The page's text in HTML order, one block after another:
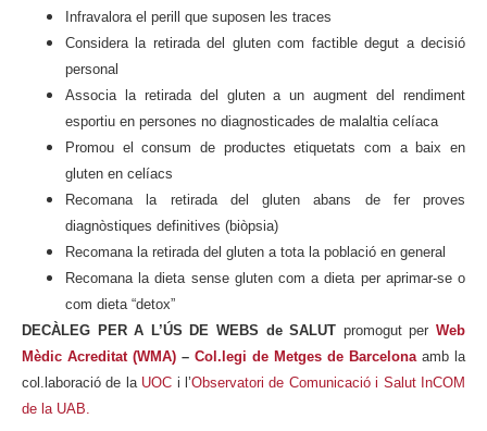
Infravalora el perill que suposen les traces
Considera la retirada del gluten com factible degut a decisió
personal
Associa la retirada del gluten a un augment del rendiment
esportiu en persones no diagnosticades de malaltia celíaca
Promou el consum de productes etiquetats com a baix en
gluten en celíacs
Recomana la retirada del gluten abans de fer proves
diagnòstiques definitives (biòpsia)
Recomana la retirada del gluten a tota la població en general
Recomana la dieta sense gluten com a dieta per aprimar-se o
com dieta “detox”
DECÀLEG PER A L’ÚS DE WEBS de SALUT promogut perWeb
Mèdic Acreditat (WMA) – Col.legi de Metges de Barcelona amb la
col.laboració de la UOC i l’Observatori de Comunicació i Salut InCOM
de la UAB.